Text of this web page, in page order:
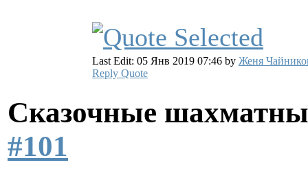
Last Edit: 05 Янв 2019 07:46 by Женя
Reply Quote
Сказочные
#101